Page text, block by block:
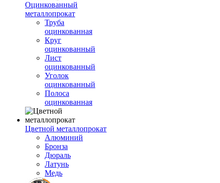
Оцинкованный
металлопрокат
Труба
оцинкованная
Круг
оцинкованный
Лист
оцинкованный
Уголок
оцинкованный
Полоса
оцинкованная
Цветной металлопрокат
Алюминий
Бронза
Дюраль
Латунь
Медь